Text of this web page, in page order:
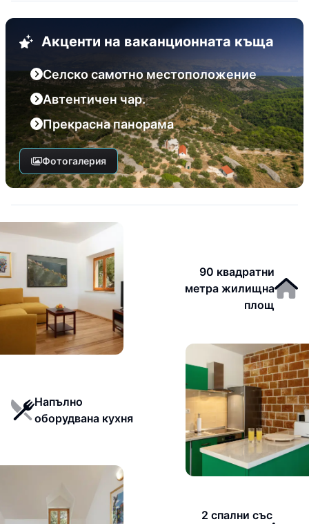
Акценти на ваканционната къща
Селско самотно местоположение
Автентичен чар.
Прекрасна панорама
Фотогалерия
90 квадратни
метра жилищна
площ
Напълно
оборудвана кухня
2 спални със